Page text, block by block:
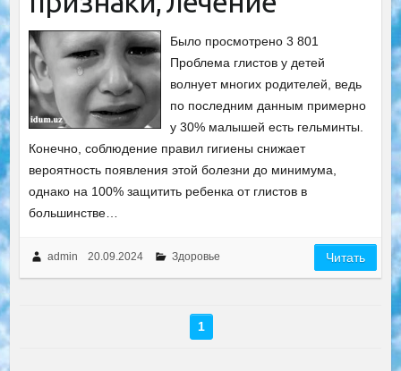
Было просмотрено 3 801
Проблема глистов у детей
волнует многих родителей, ведь
по последним данным примерно
у 30% малышей есть гельминты.
Конечно, соблюдение правил гигиены снижает
вероятность появления этой болезни до минимума,
однако на 100% защитить ребенка от глистов в
большинстве…
admin 20.09.2024 Здоровье Читать
1